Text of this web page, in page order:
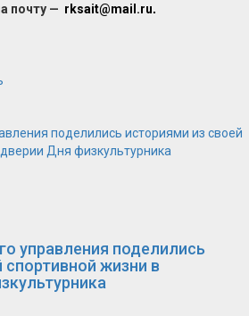
почту — rksait@mail.ru.
поделились историями из своей
Дня физкультурника
управления поделились
спортивной жизни в